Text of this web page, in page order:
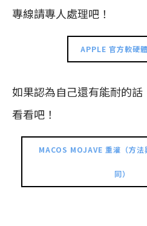
專線請專人處理吧！
APPLE 官方軟硬
如果認為自己還有能耐的
看看吧！
MACOS MOJAVE 重灌（方
同）